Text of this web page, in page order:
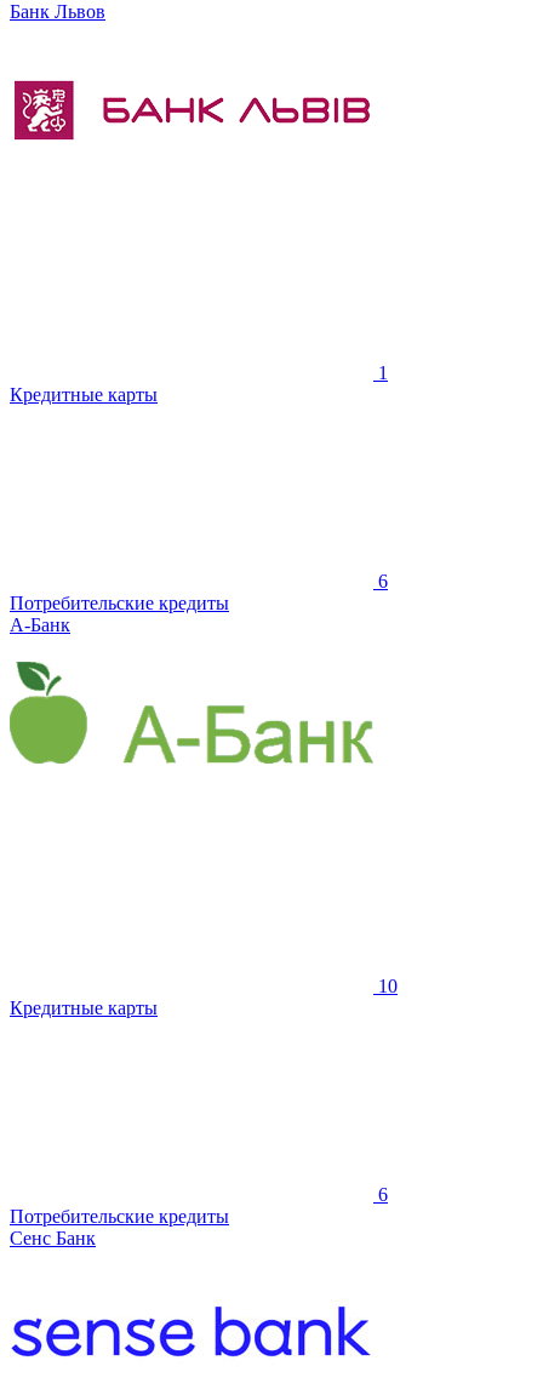
Банк Львов
1
Кредитные карты
6
Потребительские кредиты
А-Банк
10
Кредитные карты
6
Потребительские кредиты
Сенс Банк